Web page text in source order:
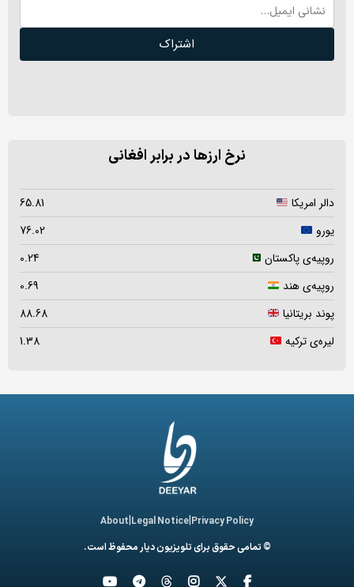
اشتراک
نرخ ارزها در برابر افغانی
دالر امریکا
65.81
یورو
76.02
روپیه‌ی پاکستان
0.24
روپیه‌ی هند
0.69
پوند بریتانیا
88.68
لیره‌ی ترکیه
1.38
Privacy Policy
|
Legal Notice
|
About
© تمامی حقوق برای تلویزیون دیار محفوظ است.